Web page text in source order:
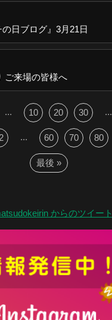
日ブログ』3月21日
ご来場の皆様へ
... 10 20 30 ...
... 60 70 80
最後 »
からのツイート